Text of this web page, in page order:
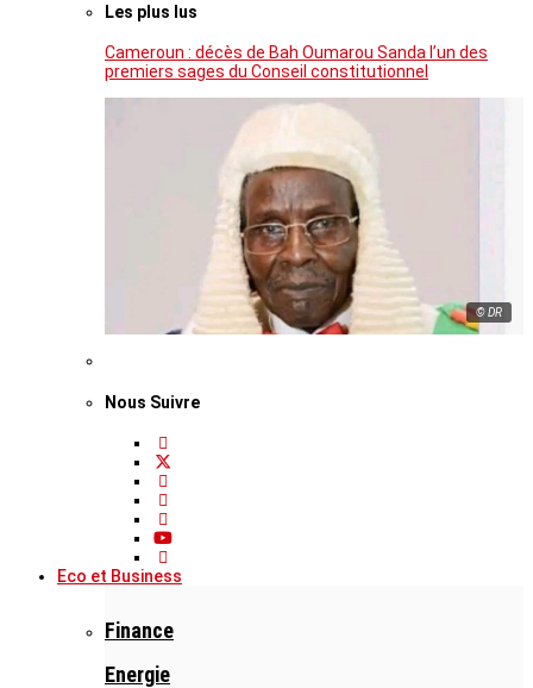
Les plus lus
Cameroun : décès de Bah Oumarou Sanda l’un des
premiers sages du Conseil constitutionnel
© DR
Nous Suivre
Eco et Business
Finance
Energie